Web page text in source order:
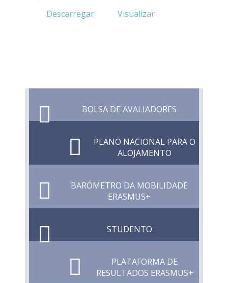
Descarregar
Visualizar
BOLSA DE AVALIADORES
PLANO NACIONAL PARA O
ALOJAMENTO
BARÓMETRO DA MOBILIDADE
ERASMUS+
STUDENTO
PLATAFORMA DE
RESULTADOS ERASMUS+